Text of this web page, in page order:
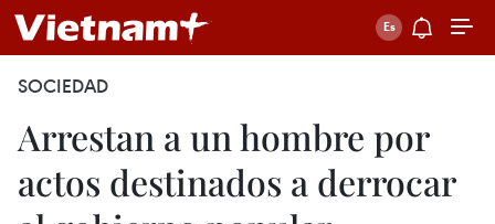
SOCIEDAD
Arrestan a un hombre por
actos destinados a derrocar